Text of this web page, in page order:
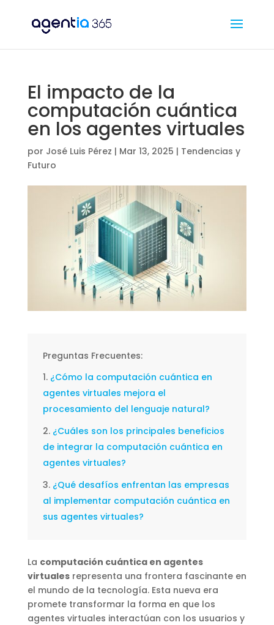
El impacto de la
computación cuántica
en los agentes virtuales
por José Luis Pérez | Mar 13, 2025 | Tendencias y
Futuro
Preguntas Frecuentes:
¿Cómo la computación cuántica en
agentes virtuales mejora el
procesamiento del lenguaje natural?
¿Cuáles son los principales beneficios
de integrar la computación cuántica en
agentes virtuales?
¿Qué desafíos enfrentan las empresas
al implementar computación cuántica en
sus agentes virtuales?
La computación cuántica en agentes
virtualesrepresenta una frontera fascinante en
el mundo de la tecnología. Esta nueva era
promete transformar la forma en que los
agentes virtuales interactúan con los usuarios y